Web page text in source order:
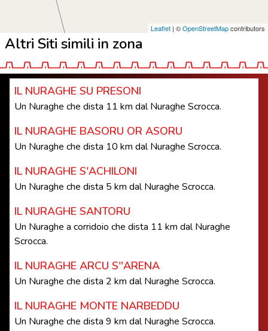
Leaflet | ©OpenStreetMapcontributors
Altri Siti simili in zona
IL NURAGHE SU PRESONI
Un Nuraghe che dista 11 km dal Nuraghe Scrocca.
IL NURAGHE BASORU OR ASORU
Un Nuraghe che dista 10 km dal Nuraghe Scrocca.
IL NURAGHE S'ACHILONI
Un Nuraghe che dista 5 km dal Nuraghe Scrocca.
IL NURAGHE SANTORU
Un Nuraghe a corridoio che dista 11 km dal Nuraghe
Scrocca.
IL NURAGHE ARCU S''ARENA
Un Nuraghe che dista 2 km dal Nuraghe Scrocca.
IL NURAGHE MONTE NARBEDDU
Un Nuraghe che dista 9 km dal Nuraghe Scrocca.